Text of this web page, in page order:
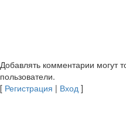
Добавлять комментарии могут
пользователи.
[ Регистрация | Вход ]